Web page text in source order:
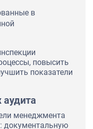
в
повысить
показатели
менеджмента
документальную